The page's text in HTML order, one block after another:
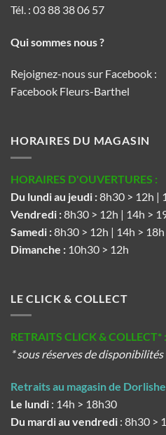
Tél. : 03 88 38 06 57
Qui sommes nous ?
Rejoignez-nous sur Facebook :
Facebook Fleurs-Barthel
HORAIRES DU MAGASIN
HORAIRES D'OUVERTURES :
Du lundi au jeudi :8h30 > 12h |
Vendredi :8h30 > 12h | 14h >
Samedi :8h30 > 12h | 14h > 18h
Dimanche : 10h30 > 12h
LE CLICK & COLLECT
RETRAITS CLICK & COLLECT* :
* sous réserves de disponibilités
Retraits au magasin de
Le lundi : 14h > 18h30
Du mardi au vendredi : 8h30 >